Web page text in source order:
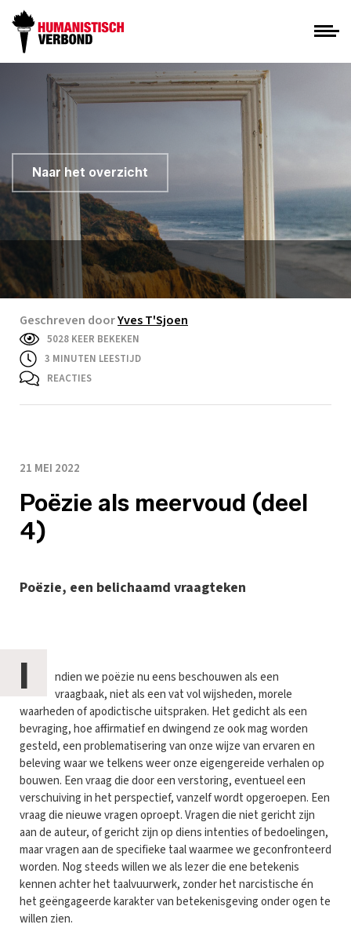
Naar het overzicht
Geschreven doorYves T'Sjoen
5028 KEER BEKEKEN
3 MINUTEN LEESTIJD
REACTIES
21 MEI 2022
Poëzie als meervoud (deel
4)
Poëzie, een belichaamd vraagteken
I
ndien we poëzie nu eens beschouwen als een
vraagbaak, niet als een vat vol wijsheden, morele
waarheden of apodictische uitspraken. Het gedicht als een
bevraging, hoe affirmatief en dwingend ze ook mag worden
gesteld, een problematisering van onze wijze van ervaren en
beleving waar we telkens weer onze eigengereide verhalen op
bouwen. Een vraag die door een verstoring, eventueel een
verschuiving in het perspectief, vanzelf wordt opgeroepen. Een
vraag die nieuwe vragen oproept. Vragen die niet gericht zijn
aan de auteur, of gericht zijn op diens intenties of bedoelingen,
maar vragen aan de specifieke taal waarmee we geconfronteerd
worden. Nog steeds willen we als lezer die ene betekenis
kennen achter het taalvuurwerk, zonder het narcistische én
het geëngageerde karakter van betekenisgeving onder ogen te
willen zien.